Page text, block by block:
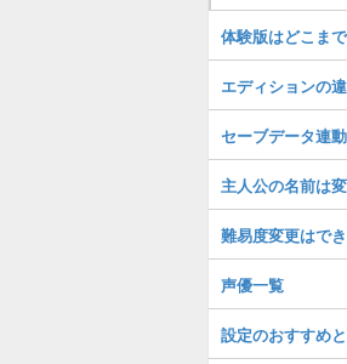
体験版はどこま
エディションの
セーブデータ連
主人公の名前は
難易度変更はで
声優一覧
設定のおすすめ